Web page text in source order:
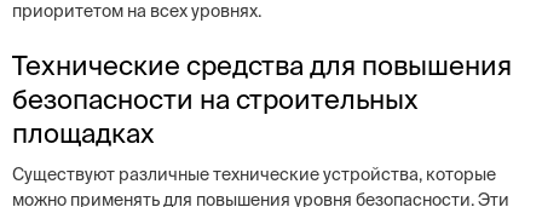
приоритетом на всех уровнях.
Технические средства для повышения
безопасности на строительных
площадках
Существуют различные технические устройства, которые
можно применять для повышения уровня безопасности. Эти